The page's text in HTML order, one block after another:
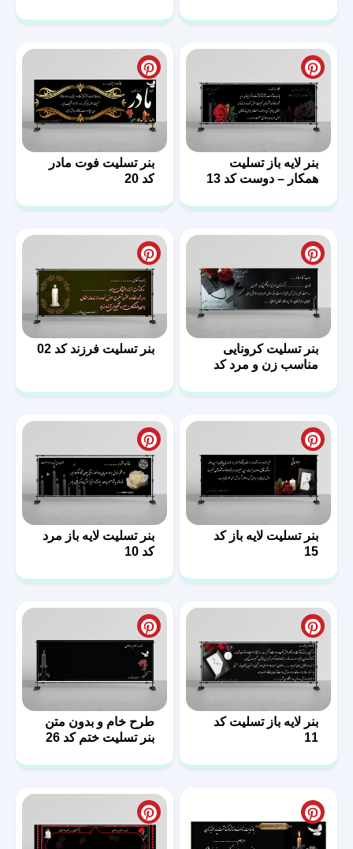
بنر لایه باز تسلیت
همکار – دوست کد 13
بنر تسلیت فوت مادر
کد 20
بنر تسلیت کرونایی
مناسب زن و مرد کد
بنر تسلیت فرزند کد 02
بنر تسلیت لایه باز کد
15
بنر تسلیت لایه باز مرد
کد 10
بنر لایه باز تسلیت کد
11
طرح خام و بدون متن
بنر تسلیت ختم کد 26